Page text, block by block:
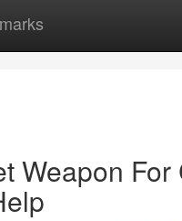
Weapon For